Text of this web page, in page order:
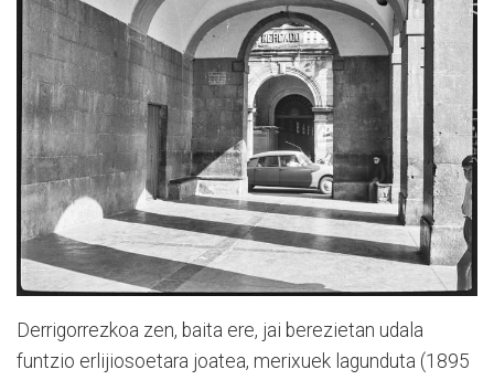
Derrigorrezkoa zen, baita ere, jai berezietan udala
funtzio erlijiosoetara joatea, merixuek lagunduta (1895